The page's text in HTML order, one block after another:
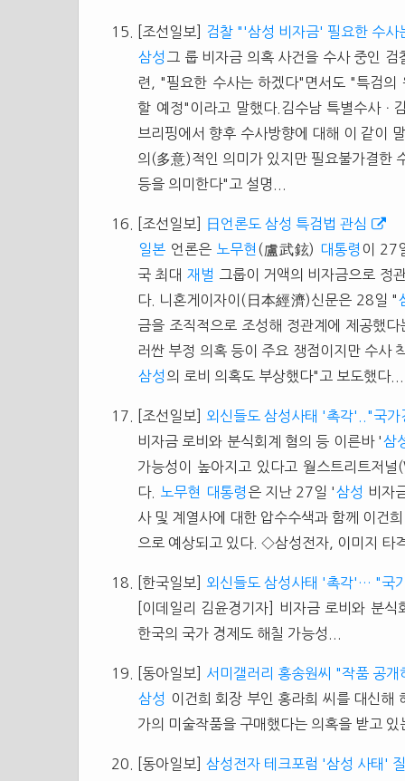
[조선일보]
검찰 "'삼성 비자금' 필요한 수사
삼성 그 룹 비자금 의혹 사건을 수사 중인
련, "필요한 수사는 하겠다"면서도 "특검의
할 예정"이라고 말했다.김수남 특별수사ㆍ
브리핑에서 향후 수사방향에 대해 이 같이
의(多意)적인 의미가 있지만 필요불가결한
등을 의미한다"고 설명...
[조선일보]
日언론도 삼성 특검법 관심
일본 언론은 노무현 (盧武鉉) 대통령 이 27
국 최대 재벌
그룹이 거액의 비자금으로 정
다. 니혼게이자이(日本經濟)신문은 28일 "
금을 조직적으로 조성해 정관계에 제공했
러싼 부정 의혹 등이 주요 쟁점이지만 수사
삼성 의 로비 의혹도 부상했다"고 보도했다
[조선일보]
외신들도 삼성사태 '촉각'.."국가
비자금 로비와 분식회계 혐의 등 이른바 '삼
가능성이 높아지고 있다고 월스트리트저
다.
노무현 대통령 은 지난 27일 ' 삼성 비자
사 및 계열사에 대한 압수수색과 함께 이건
으로 예상되고 있다. ◇삼성전자, 이미지 타
[한국일보]
외신들도 삼성사태 '촉각'… "국
[이데일리 김윤경기자] 비자금 로비와 분
한국의 국가 경제도 해칠 가능성...
[동아일보]
서미갤러리 홍송원씨 "작품 공개
삼성
이건희 회장 부인 홍라희 씨를 대신해
가의 미술작품을 구매했다는 의혹을 받고
[동아일보] 삼성전자 테크포럼 '삼성 사태'